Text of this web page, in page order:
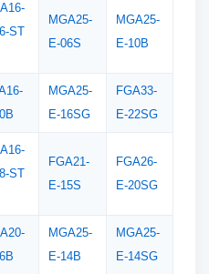
ST
MGA25-
E-06S
MGA25-
E-10B
MGA25-
E-16SG
FGA33-
E-22SG
ST
FGA21-
E-15S
FGA26-
E-20SG
MGA25-
E-14B
MGA25-
E-14SG